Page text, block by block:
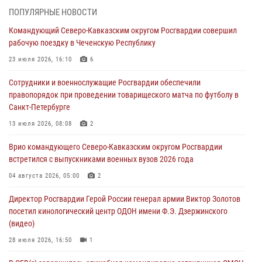
Росгвардейцы провели занятие по стрелковой подготовке для
краеведения Луганской Народной Республики
09 августа 2026, 05:00
проходит в Сибири
09 августа 2026, 04:00
Росгвардейцы провели патриотическое занятие для детей на
08 августа 2026, 14:10 3
В ЛНР росгвардейцы провели тренировку по единоборствам для
08 августа 2026, 13:00
ПОПУЛЯРНЫЕ НОВОСТИ
Командующий Северо-Кавказским округом Росгвардии совершил
рабочую поездку в Чеченскую Республику
23 июля 2026, 16:10 6
Сотрудники и военнослужащие Росгвардии обеспечили
правопорядок при проведении товарищеского матча по футболу в
Санкт-Петербурге
13 июля 2026, 08:08 2
Врио командующего Северо-Кавказским округом Росгвардии
встретился с выпускниками военных вузов 2026 года
04 августа 2026, 05:00 2
Директор Росгвардии Герой России генерал армии Виктор Золотов
посетил кинологический центр ОДОН имени Ф.Э. Дзержинского
(видео)
28 июля 2026, 16:50 1